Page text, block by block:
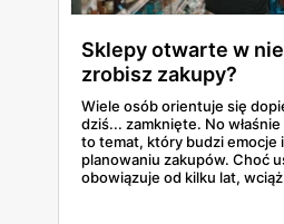
Sklepy otwarte w
zrobisz zakupy?
Wiele osób orientuje się
dziś... zamknięte. No
to temat, który budzi emocje
planowaniu zakupów. Choć
obowiązuje od kilku lat,